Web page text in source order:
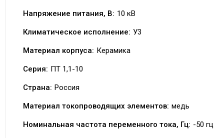
Напряжение питания, В: 10 кВ
Климатическое исполнение: У3
Материал корпуса: Керамика
Серия: ПТ 1,1-10
Страна: Россия
Материал токопроводящих элементов: медь
Номинальная частота переменного тока, Гц: -50 гц